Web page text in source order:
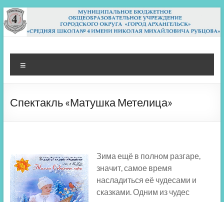
Перейти
к
содержимому
МБОУ СШ 4
Архангельск
Спектакль «Матушка Метелица»
Зима ещё в полном разгаре,
значит, самое время
насладиться её чудесами и
сказками. Одним из чудес